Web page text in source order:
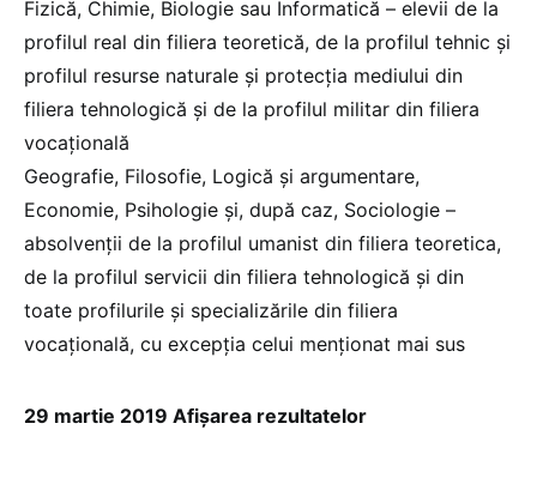
Fizică, Chimie, Biologie sau Informatică – elevii de la
profilul real din filiera teoretică, de la profilul tehnic și
profilul resurse naturale și protecția mediului din
filiera tehnologică și de la profilul militar din filiera
vocațională
Geografie, Filosofie, Logică și argumentare,
Economie, Psihologie și, după caz, Sociologie –
absolvenții de la profilul umanist din filiera teoretica,
de la profilul servicii din filiera tehnologică și din
toate profilurile și specializările din filiera
vocațională, cu excepția celui menționat mai sus
29 martie 2019 Afișarea rezultatelor